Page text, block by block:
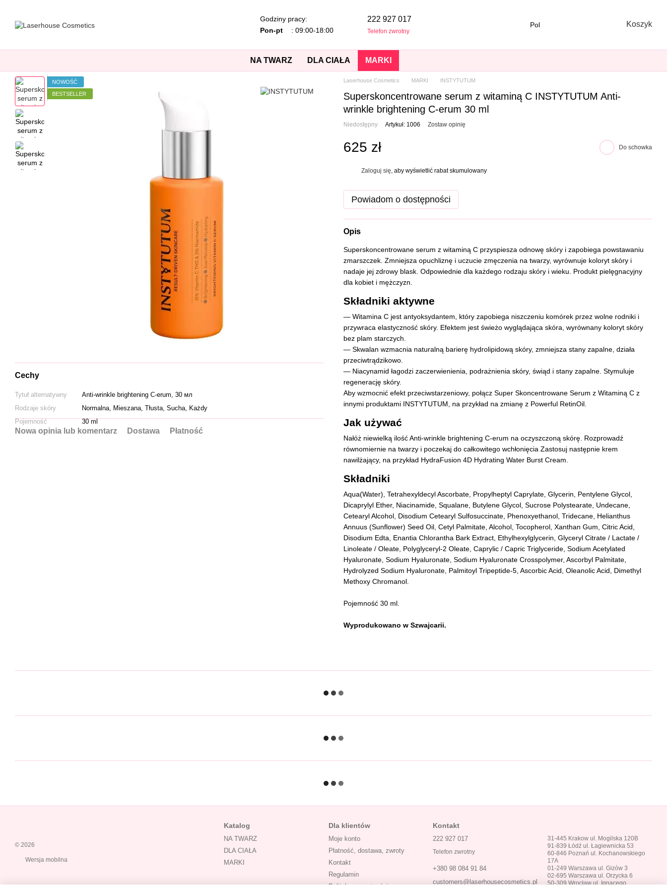
Godziny pracy:
Pon-pt
: 09:00-18:00
222 927 017
Telefon zwrotny
Pol Koszyk
NA TWARZ DLA CIAŁA MARKI
NOWOŚĆ
BESTSELLER
Cechy
Tytuł alternatywny
Anti-wrinkle brightening C-erum, 30 мл
Rodzaje skóry
Normalna, Mieszana, Tłusta, Sucha, Każdy
Pojemność
30 ml
Nowa opinia lub komentarz Dostawa Płatność
Laserhouse Cosmetics MARKI INSTYTUTUM
Superskoncentrowane serum z witaminą C INSTYTUTUM Anti-
wrinkle brightening C-erum 30 ml
Niedostępny Artykuł: 1006 Zostaw opinię
625 zł Do schowka
Zaloguj się , aby wyświetlić rabat skumulowany
Powiadom o dostępności
Opis
Superskoncentrowane serum z witaminą C przyspiesza odnowę skóry i zapobiega powstawaniu
zmarszczek. Zmniejsza opuchliznę i uczucie zmęczenia na twarzy, wyrównuje koloryt skóry i
nadaje jej zdrowy blask. Odpowiednie dla każdego rodzaju skóry i wieku. Produkt pielęgnacyjny
dla kobiet i mężczyzn.
Składniki aktywne
— Witamina C jest antyoksydantem, który zapobiega niszczeniu komórek przez wolne rodniki i
przywraca elastyczność skóry. Efektem jest świeżo wyglądająca skóra, wyrównany koloryt skóry
bez plam starczych.
— Skwalan wzmacnia naturalną barierę hydrolipidową skóry, zmniejsza stany zapalne, działa
przeciwtrądzikowo.
— Niacynamid łagodzi zaczerwienienia, podrażnienia skóry, świąd i stany zapalne. Stymuluje
regenerację skóry.
Aby wzmocnić efekt przeciwstarzeniowy, połącz Super Skoncentrowane Serum z Witaminą C z
innymi produktami INSTYTUTUM, na przykład na zmianę z Powerful RetinOil.
Jak używać
Nałóż niewielką ilość Anti-wrinkle brightening C-erum na oczyszczoną skórę. Rozprowadź
równomiernie na twarzy i poczekaj do całkowitego wchłonięcia Zastosuj następnie krem
nawilżający, na przykład HydraFusion 4D Hydrating Water Burst Cream.
Składniki
Aqua(Water), Tetrahexyldecyl Ascorbate, Propylheptyl Caprylate, Glycerin, Pentylene Glycol,
Dicaprylyl Ether, Niacinamide, Squalane, Butylene Glycol, Sucrose Polystearate, Undecane,
Cetearyl Alcohol, Disodium Cetearyl Sulfosuccinate, Phenoxyethanol, Tridecane, Helianthus
Annuus (Sunflower) Seed Oil, Cetyl Palmitate, Alcohol, Tocopherol, Xanthan Gum, Citric Acid,
Disodium Edta, Enantia Chlorantha Bark Extract, Ethylhexylglycerin, Glyceryl Citrate / Lactate /
Linoleate / Oleate, Polyglyceryl-2 Oleate, Caprylic / Capric Triglyceride, Sodium Acetylated
Hyaluronate, Sodium Hyaluronate, Sodium Hyaluronate Crosspolymer, Ascorbyl Palmitate,
Hydrolyzed Sodium Hyaluronate, Palmitoyl Tripeptide-5, Ascorbic Acid, Oleanolic Acid, Dimethyl
Methoxy Chromanol.
Pojemność 30 ml.
Wyprodukowano w Szwajcarii.
© 2026
Wersja mobilna
Katalog
NA TWARZ
DLA CIAŁA
MARKI
Dla klientów
Moje konto
Płatność, dostawa, zwroty
Kontakt
Regulamin
Polityka prywatności
Kontakt
222 927 017
Telefon zwrotny
+380 98 084 91 84
customers@laserhousecosmetics.pl
31-445 Krakow ul. Mogilska 120B
91-839 Łódź ul. Łagiewnicka 53
60-846 Poznań ul. Kochanowskiego
17A
01-249 Warszawa ul. Gizów 3
02-695 Warszawa ul. Orzycka 6
50-309 Wrocław ul. Ignacego